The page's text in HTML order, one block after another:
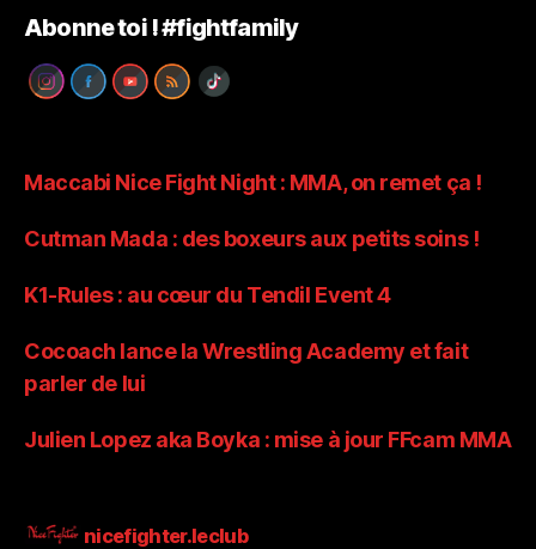
Abonne toi ! #fightfamily
Maccabi Nice Fight Night : MMA, on remet ça !
Cutman Mada : des boxeurs aux petits soins !
K1-Rules : au cœur du Tendil Event 4
Cocoach lance la Wrestling Academy et fait
parler de lui
Julien Lopez aka Boyka : mise à jour FFcam MMA
nicefighter.leclub